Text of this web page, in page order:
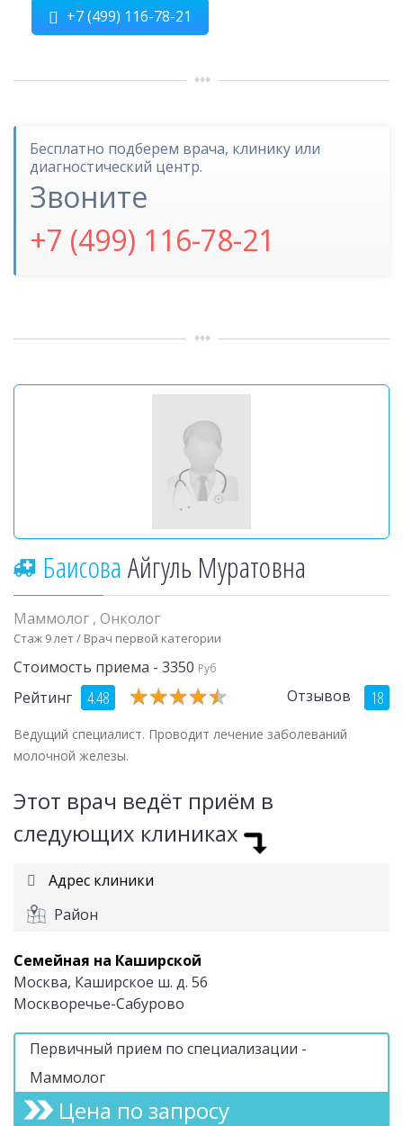
+7 (499) 116-78-21
Бесплатно подберем врача, клинику или
диагностический центр.
Звоните
+7 (499) 116-78-21
Баисова Айгуль Муратовна
Маммолог , Онколог
Стаж 9 лет / Врач первой категории
Стоимость приема - 3350 Руб
Рейтинг 4.48 ★★★★★
★★★★★ Отзывов 18
Ведущий специалист. Проводит лечение заболеваний
молочной железы.
Этот врач ведёт приём в
следующих клиниках
Адрес клиники
Район
Семейная на Каширской
Москва, Каширское ш. д. 56
Москворечье-Сабурово
Первичный прием по специализации -
Маммолог
Цена по запросу